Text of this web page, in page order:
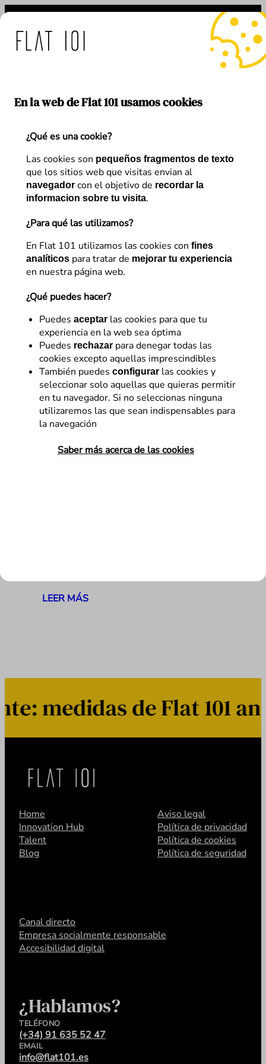
En la web de Flat 101 usamos cookies
¿Qué es una cookie?
Las cookies son pequeños fragmentos de texto
que los sitios web que visitas envian al
navegador con el objetivo de recordar la
informacion sobre tu visita.
¿Para qué las utilizamos?
En Flat 101 utilizamos las cookies con fines
analíticos para tratar de mejorar tu experiencia
en nuestra página web.
¿Qué puedes hacer?
Puedes aceptar las cookies para que tu
experiencia en la web sea óptima
Puedes rechazar para denegar todas las
cookies excepto aquellas imprescindibles
También puedes configurar las cookies y
seleccionar solo aquellas que quieras permitir
en tu navegador. Si no seleccionas ninguna
utilizaremos las que sean indispensables para
la navegación
Saber más acerca de las cookies
Saltar
contenido
Autor:Juanma
Torrontegui
Artículos de Juanma Torrontegui
Analítica Web
Diferencias y similitudes
LEER MÁS
medidas de Flat 101
Home
Innovation Hub
Talent
Blog
Aviso legal
Política de privacidad
Política de cookies
Política de seguridad
Canal directo
Empresa socialmente responsable
Accesibilidad digital
¿Hablamos?
TELÉFONO
(+34) 91 635 52 47
EMAIL
info@flat101.es